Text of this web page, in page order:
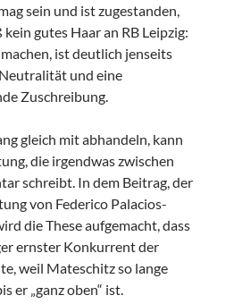
sein und ist zugestanden,
gutes Haar an RB Leipzig:
ist deutlich jenseits
und eine
Zuschreibung.
gleich mit abhandeln, kann
die irgendwas zwischen
schreibt. In dem Beitrag, der
von Federico Palacios-
die These aufgemacht, dass
ernster Konkurrent der
weil Mateschitz so lange
er „ganz oben“ ist.